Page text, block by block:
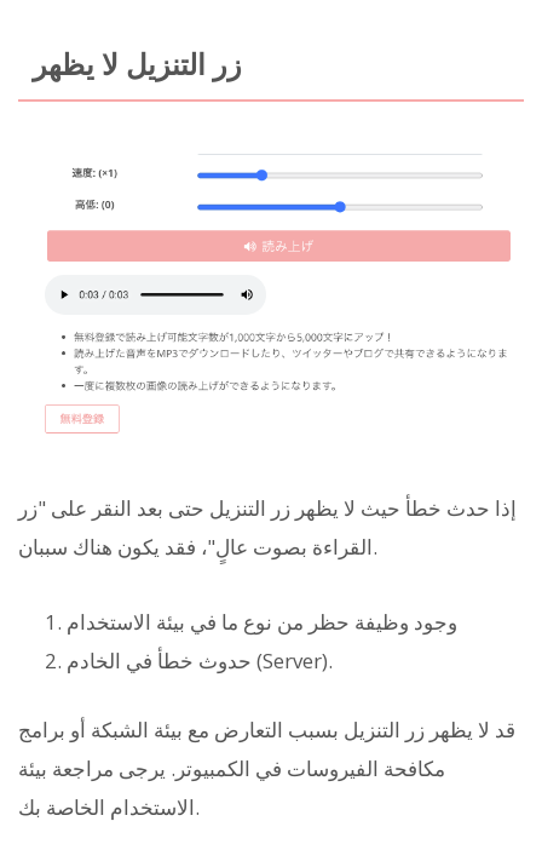
زر التنزيل لا يظهر
إذا حدث خطأ حيث لا يظهر زر التنزيل حتى بعد النقر على "زر
القراءة بصوت عالٍ"، فقد يكون هناك سببان.
وجود وظيفة حظر من نوع ما في بيئة الاستخدام
حدوث خطأ في الخادم (Server).
قد لا يظهر زر التنزيل بسبب التعارض مع بيئة الشبكة أو برامج
مكافحة الفيروسات في الكمبيوتر. يرجى مراجعة بيئة
الاستخدام الخاصة بك.